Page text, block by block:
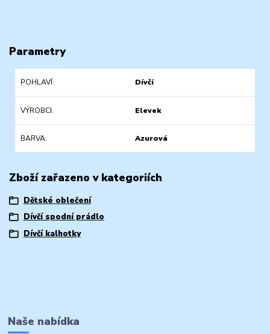
Parametry
POHLAVÍ Dívčí
VÝROBCI Elevek
BARVA Azurová
Zboží zařazeno v kategoriích
Dětské oblečení
Dívčí spodní prádlo
Dívčí kalhotky
Naše nabídka